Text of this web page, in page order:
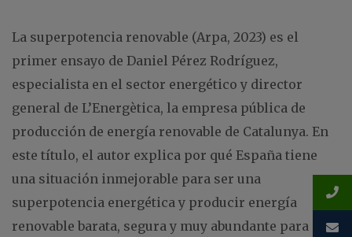
La superpotencia renovable (Arpa, 2023) es el
primer ensayo de Daniel Pérez Rodríguez,
especialista en el sector energético y director
general de L’Energètica, la empresa pública de
producción de energía renovable de Catalunya. En
este título, el autor explica por qué España tiene
una situación inmejorable para ser una
superpotencia energética y producir energía
renovable barata, segura y muy abundante para sí